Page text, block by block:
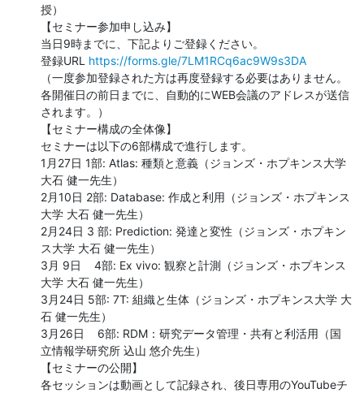
授）
【セミナー参加申し込み】
当日9時までに、下記よりご登録ください。
登録URL https://forms.gle/7LM1RCq6ac9W9s3DA
（一度参加登録された方は再度登録する必要はありません。
各開催日の前日までに、自動的にWEB会議のアドレスが送信
されます。）
【セミナー構成の全体像】
セミナーは以下の6部構成で進行します。
1月27日 1部: Atlas: 種類と意義（ジョンズ・ホプキンス大学
大石 健一先生）
2月10日 2部: Database: 作成と利用（ジョンズ・ホプキンス
大学 大石 健一先生）
2月24日 3 部: Prediction: 発達と変性（ジョンズ・ホプキン
ス大学 大石 健一先生）
3月 9日    4部: Ex vivo: 観察と計測（ジョンズ・ホプキンス
大学 大石 健一先生）
3月24日 5部: 7T: 組織と生体（ジョンズ・ホプキンス大学 大
石 健一先生）
3月26日    6部: RDM：研究データ管理・共有と利活用（国
立情報学研究所 込山 悠介先生）
【セミナーの公開】
各セッションは動画として記録され、後日専用のYouTubeチ